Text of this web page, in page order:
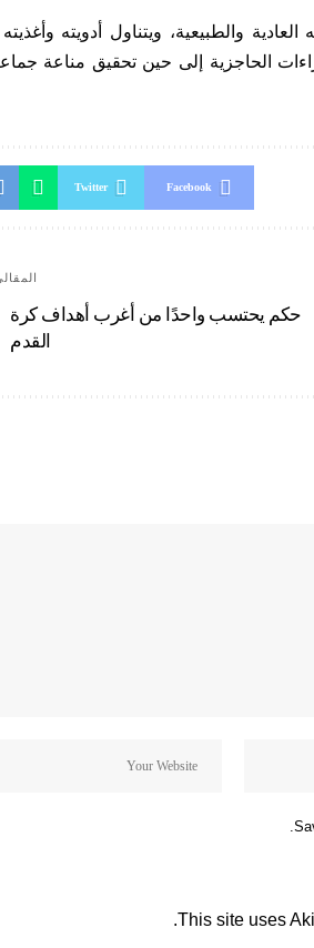
والطبيعية، ويتناول أدويته
الحاجزية إلى حين تحقيق مناعة
Facebook
Twitter
حكم يحتسب واحدًا من أغرب أهداف كرة
القدم
This site uses